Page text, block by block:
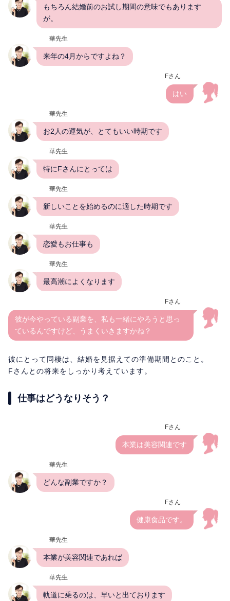
もちろん結婚前のお試し期間の意味でもあります
が。
華先生
来年の4月からですよね？
Fさん
はい
華先生
お2人の運気が、とてもいい時期です
華先生
特にFさんにとっては
華先生
新しいことを始めるのに適した時期です
華先生
恋愛もお仕事も
華先生
最高潮によくなります
Fさん
彼が今やっている副業を、私も一緒にやろうと思っ
ているんですけど、うまくいきますかね？
彼にとって同棲は、結婚を見据えての準備期間とのこと。
Fさんとの将来をしっかり考えています。
仕事はどうなりそう？
Fさん
本業は美容関連です
華先生
どんな副業ですか？
Fさん
健康食品です。
華先生
本業が美容関連であれば
華先生
軌道に乗るのは、早いと出ております